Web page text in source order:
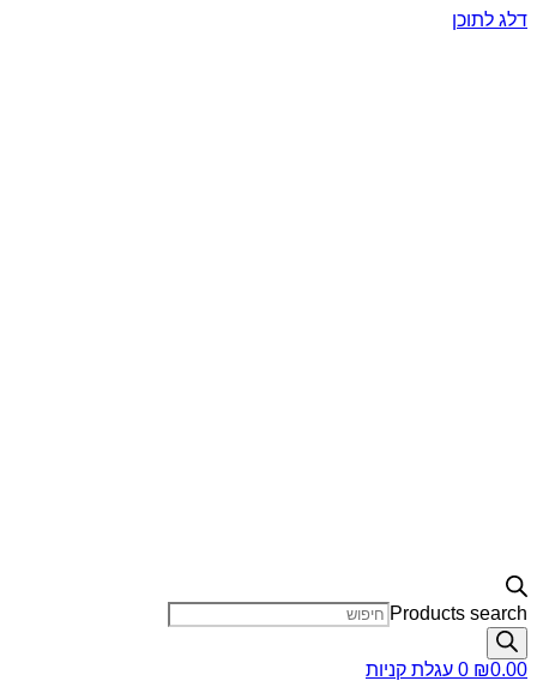
דלג לתוכן
Products search
₪0.00
0 עגלת קניות